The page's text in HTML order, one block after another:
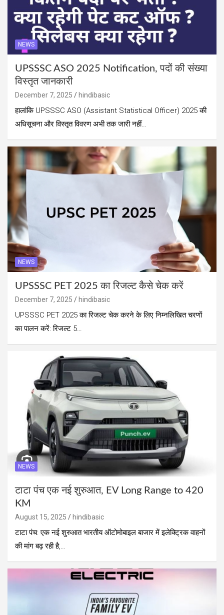
NEWS
UPSSSC ASO 2025 Notification, पदों की संख्या
विस्तृत जानकारी
December 7, 2025 hindibasic
हालांकि UPSSSC ASO (Assistant Statistical Officer) 2025 की
अधिसूचना और विस्तृत विवरण अभी तक जारी नहीं…
NEWS
UPSSSC PET 2025 का रिजल्ट कैसे चेक करें
December 7, 2025 hindibasic
UPSSSC PET 2025 का रिजल्ट चेक करने के लिए निम्नलिखित चरणों
का पालन करें: रिजल्ट 5…
NEWS
टाटा पंच एक नई शुरुआत, EV Long Range to 420
KM
August 15, 2025 hindibasic
टाटा पंच: एक नई शुरुआत भारतीय ऑटोमोबाइल बाजार में इलेक्ट्रिक वाहनों
की मांग बढ़ रही है,…